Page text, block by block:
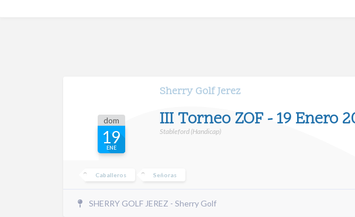
Sherry Golf Jerez
dom
19
ENE
III Torneo ZOF - 19 Enero
Stableford (Handicap)
Caballeros Señoras
SHERRY GOLF JEREZ - Sherry Golf